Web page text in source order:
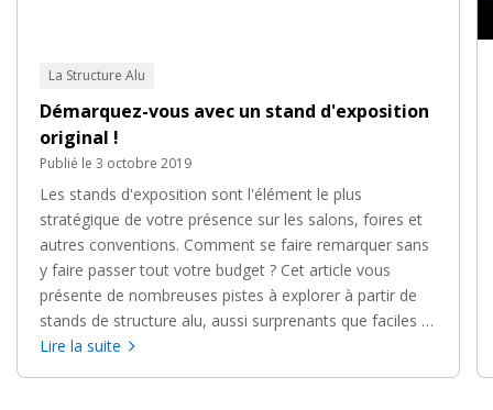
La Structure Alu
Démarquez-vous avec un stand d'exposition
original !
Publié le 3 octobre 2019
Les stands d'exposition sont l'élément le plus
stratégique de votre présence sur les salons, foires et
autres conventions. Comment se faire remarquer sans
y faire passer tout votre budget ? Cet article vous
présente de nombreuses pistes à explorer à partir de
stands de structure alu, aussi surprenants que faciles à
mettre en oeuvre sur tous vos grands rendez-vous
Lire la suite